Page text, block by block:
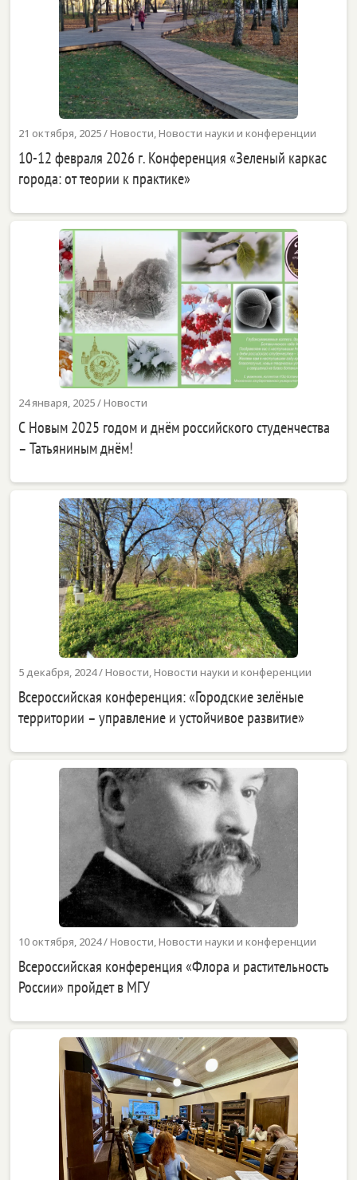
21 октября, 2025/Новости,Новости науки и конференции
10-12 февраля 2026 г. Конференция «Зеленый каркас
города: от теории к практике»
24 января, 2025/Новости
С Новым 2025 годом и днём российского студенчества
– Татьяниным днём!
5 декабря, 2024/Новости,Новости науки и конференции
Всероссийская конференция: «Городские зелёные
территории – управление и устойчивое развитие»
10 октября, 2024/Новости,Новости науки и конференции
Всероссийская конференция «Флора и растительность
России» пройдет в МГУ